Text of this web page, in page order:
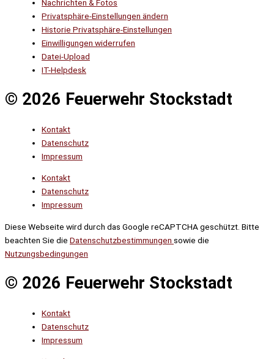
Nachrichten & Fotos
Privatsphäre-Einstellungen ändern
Historie Privatsphäre-Einstellungen
Einwilligungen widerrufen
Datei-Upload
IT-Helpdesk
© 2026 Feuerwehr Stockstadt
Kontakt
Datenschutz
Impressum
Kontakt
Datenschutz
Impressum
Diese Webseite wird durch das Google reCAPTCHA geschützt. Bitte
beachten Sie die Datenschutzbestimmungen sowie die
Nutzungsbedingungen
© 2026 Feuerwehr Stockstadt
Kontakt
Datenschutz
Impressum